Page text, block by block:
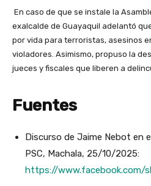
En caso de que se instale la
exalcalde de Guayaquil adelantó
por vida para terroristas, asesinos
violadores. Asimismo, propuso la
jueces y fiscales que liberen a
Fuentes
Discurso de Jaime Nebot en
PSC, Machala, 25/10/2025:
https://www.facebook.com/